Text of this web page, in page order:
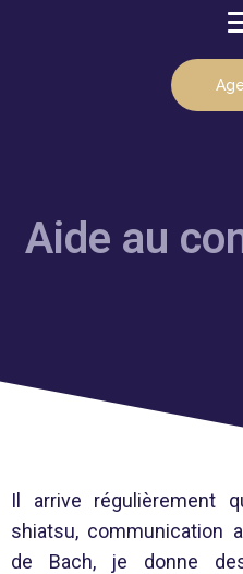
Aide au
Il arrive régulièrement
shiatsu, communication
de Bach, je donne